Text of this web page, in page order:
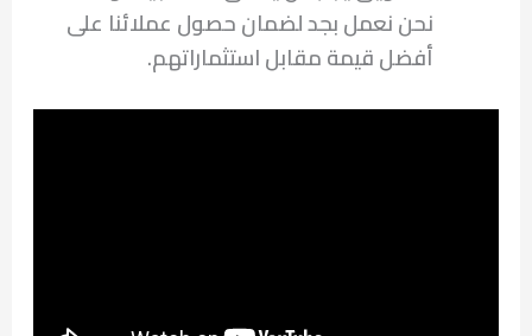
نحن نعمل بجد لضمان حصول عملائنا على
أفضل قيمة مقابل استثماراتهم.